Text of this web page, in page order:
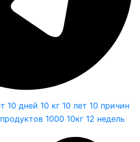
10 дней 10 кг 10 лет 10 причин
1000 10кг 12 недель